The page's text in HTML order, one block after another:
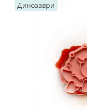
Динозаври